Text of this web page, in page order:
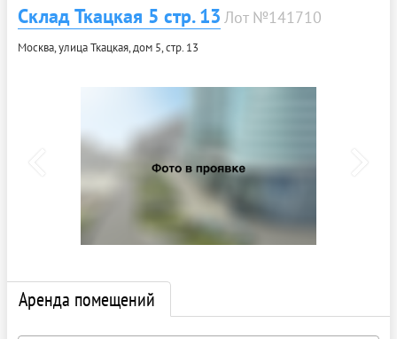
Склад Ткацкая 5 стр. 13 Лот №141710
Москва, улица Ткацкая, дом 5, стр. 13
Аренда помещений